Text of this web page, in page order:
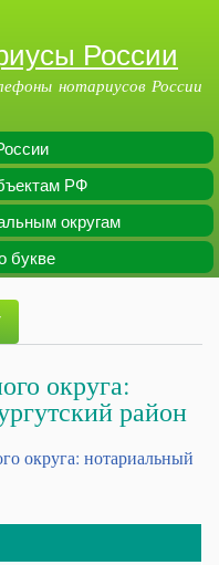
России
нотариусов России
РФ
округам
букве
округа:
район
округа: нотариальный